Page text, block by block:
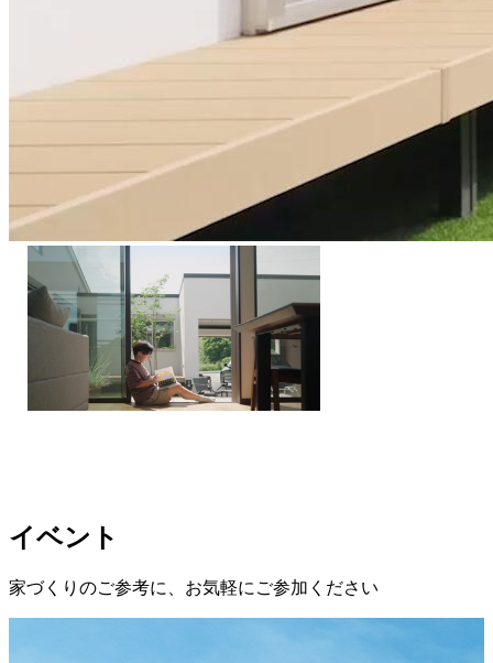
イベント
家づくりのご参考に、お気軽にご参加ください